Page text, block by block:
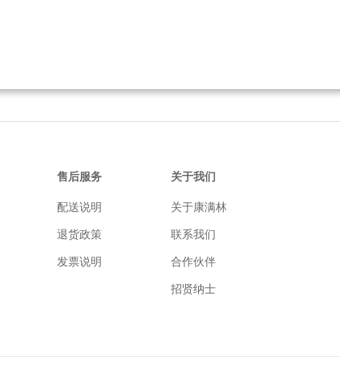
售后服务
配送说明
退货政策
发票说明
关于我们
关于康满林
联系我们
合作伙伴
招贤纳士